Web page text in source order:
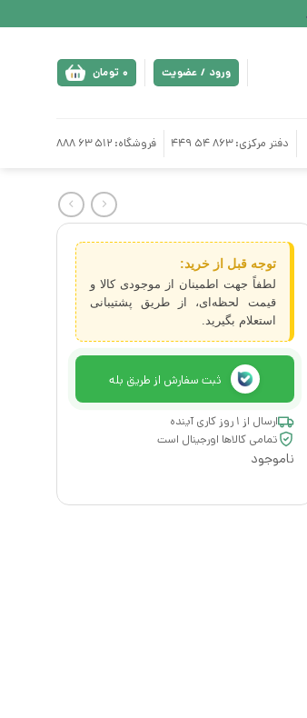
ورود / عضویت 0 تومان
دفتر مرکزی: 863 54 449 فروشگاه: 512 63 888
توجه قبل از خرید:
لطفاً جهت اطمینان از موجودی کالا و
قیمت لحظه‌ای، از طریق پشتیبانی
استعلام بگیرید.
ثبت سفارش از طریق بله
ارسال از ۱ روز کاری آینده
تمامی کالاها اورجینال است
ناموجود